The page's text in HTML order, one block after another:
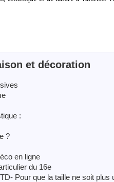
et décoration
:
?
en ligne
du 16e
Pour que la taille ne soit plus